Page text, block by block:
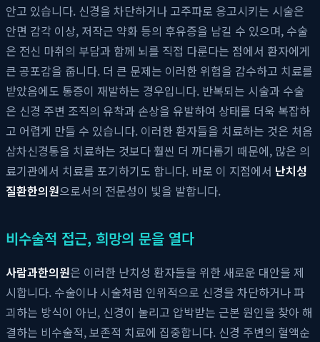
안고 있습니다. 신경을 차단하거나 고주파로 응고시키는 시술은
안면 감각 이상, 저작근 약화 등의 후유증을 남길 수 있으며, 수술
은 전신 마취의 부담과 함께 뇌를 직접 다룬다는 점에서 환자에게
큰 공포감을 줍니다. 더 큰 문제는 이러한 위험을 감수하고 치료를
받았음에도 통증이 재발하는 경우입니다. 반복되는 시술과 수술
은 신경 주변 조직의 유착과 손상을 유발하여 상태를 더욱 복잡하
고 어렵게 만들 수 있습니다. 이러한 환자들을 치료하는 것은 처음
삼차신경통을 치료하는 것보다 훨씬 더 까다롭기 때문에, 많은 의
료기관에서 치료를 포기하기도 합니다. 바로 이 지점에서 난치성
질환한의원으로서의 전문성이 빛을 발합니다.
비수술적 접근, 희망의 문을 열다
사람과한의원은 이러한 난치성 환자들을 위한 새로운 대안을 제
시합니다. 수술이나 시술처럼 인위적으로 신경을 차단하거나 파
괴하는 방식이 아닌, 신경이 눌리고 압박받는 근본 원인을 찾아 해
결하는 비수술적, 보존적 치료에 집중합니다. 신경 주변의 혈액순